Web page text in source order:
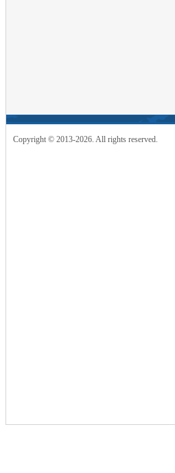
Copyright © 2013-2026. All rights reserved.